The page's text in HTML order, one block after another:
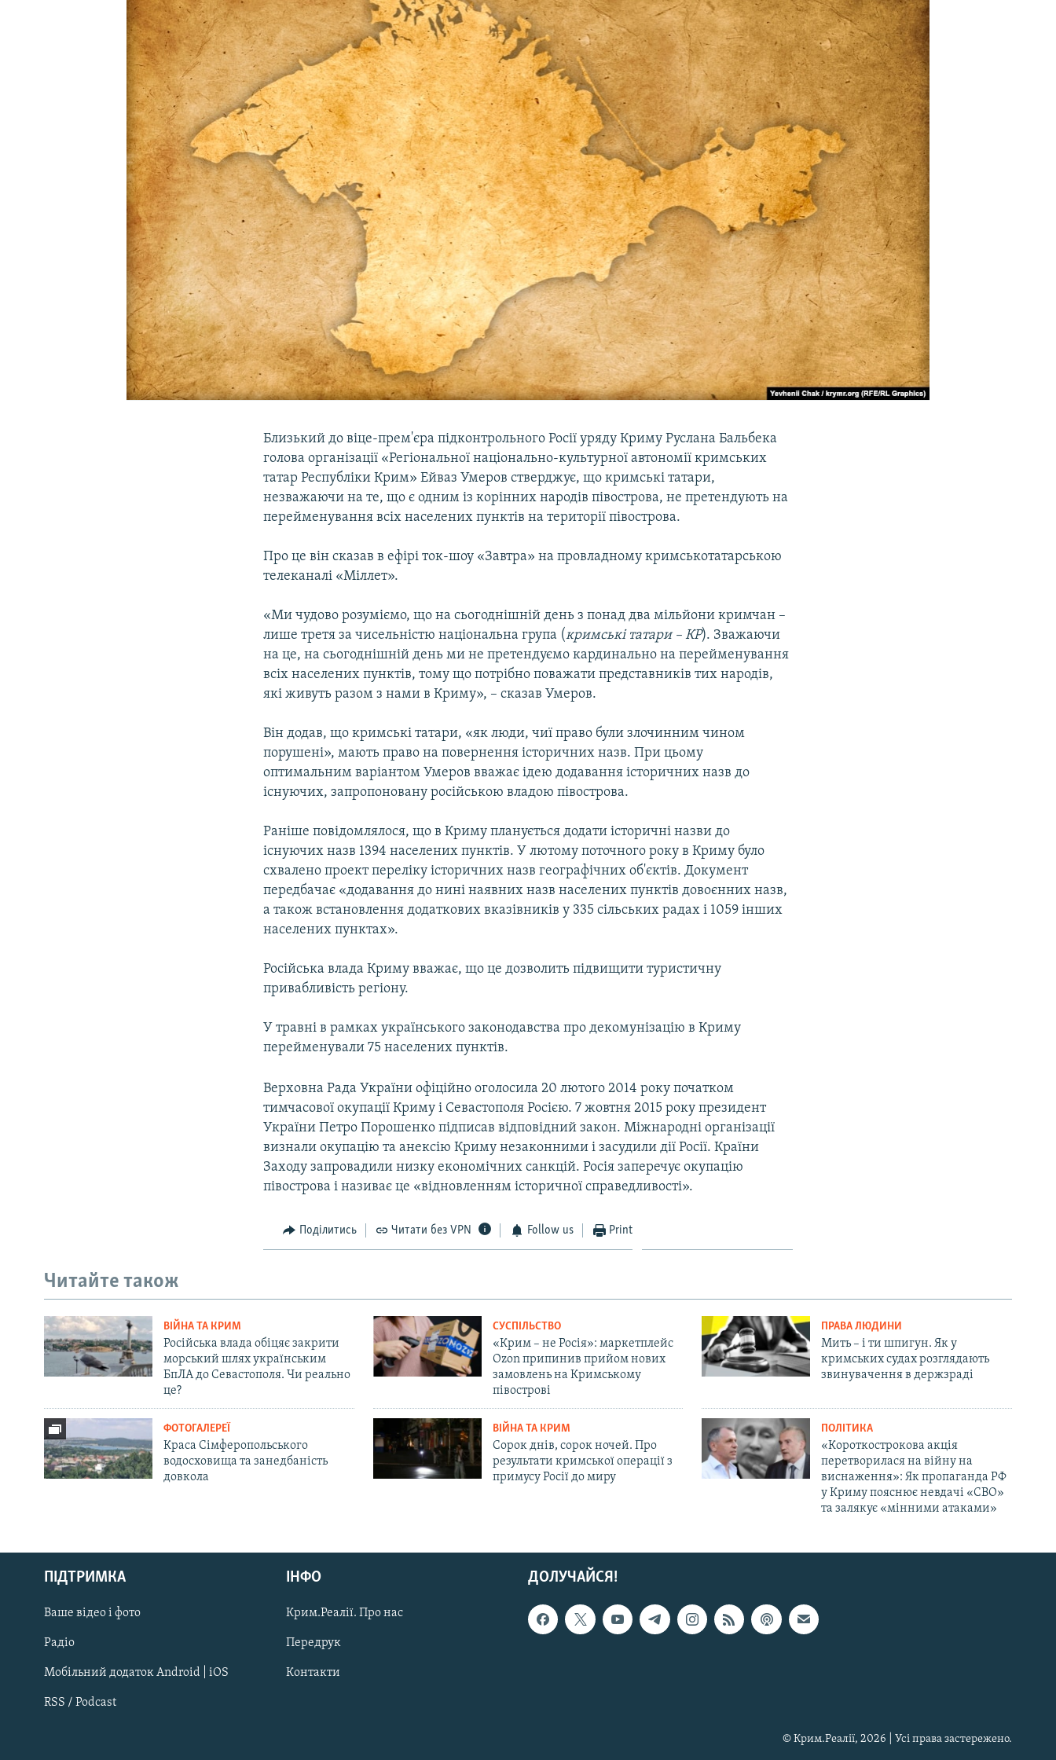
УКРАЇНСЬКА ПРОБЛЕМА КРИМУ
Русский
Qırımtatar
ДОЛУЧАЙСЯ!
Близький до віце-прем'єра підконтрольного Росії уряду Криму Руслана Бальбека
голова організації «Регіональної національно-культурної автономії кримських
татар Республіки Крим» Ейваз Умеров стверджує, що кримські татари,
незважаючи на те, що є одним із корінних народів півострова, не претендують на
перейменування всіх населених пунктів на території півострова.
Про це він сказав в ефірі ток-шоу «Завтра» на провладному кримськотатарською
телеканалі «Міллет».
«Ми чудово розуміємо, що на сьогоднішній день з понад два мільйони кримчан –
лише третя за чисельністю національна група (кримські татари – КР). Зважаючи
на це, на сьогоднішній день ми не претендуємо кардинально на перейменування
всіх населених пунктів, тому що потрібно поважати представників тих народів,
які живуть разом з нами в Криму», – сказав Умеров.
Він додав, що кримські татари, «як люди, чиї право були злочинним чином
порушені», мають право на повернення історичних назв. При цьому
оптимальним варіантом Умеров вважає ідею додавання історичних назв до
існуючих, запропоновану російською владою півострова.
Раніше повідомлялося, що в Криму планується додати історичні назви до
існуючих назв 1394 населених пунктів. У лютому поточного року в Криму було
схвалено проект переліку історичних назв географічних об'єктів. Документ
передбачає «додавання до нині наявних назв населених пунктів довоєнних назв,
а також встановлення додаткових вказівників у 335 сільських радах і 1059 інших
населених пунктах».
Російська влада Криму вважає, що це дозволить підвищити туристичну
привабливість регіону.
У травні в рамках українського законодавства про декомунізацію в Криму
перейменували 75 населених пунктів.
Верховна Рада України офіційно оголосила 20 лютого 2014 року початком
тимчасової окупації Криму і Севастополя Росією. 7 жовтня 2015 року президент
України Петро Порошенко підписав відповідний закон. Міжнародні організації
визнали окупацію та анексію Криму незаконними і засудили дії Росії. Країни
Заходу запровадили низку економічних санкцій. Росія заперечує окупацію
півострова і називає це «відновленням історичної справедливості».
Поділитись Читати без VPN Follow us Print
Читайте також
ВІЙНА ТА КРИМ
Російська влада обіцяє закрити
морський шлях українським
БпЛА до Севастополя. Чи реально
це?
СУСПІЛЬСТВО
«Крим – не Росія»: маркетплейс
Ozon припинив прийом нових
замовлень на Кримському
півострові
ПРАВА ЛЮДИНИ
Мить – і ти шпигун. Як у
кримських судах розглядають
звинувачення в держзраді
ФОТОГАЛЕРЕЇ
Краса Сімферопольського
водосховища та занедбаність
довкола
ВІЙНА ТА КРИМ
Сорок днів, сорок ночей. Про
результати кримської операції з
примусу Росії до миру
ПОЛІТИКА
«Короткострокова акція
перетворилася на війну на
виснаження»: Як пропаганда РФ
у Криму пояснює невдачі «СВО»
та залякує «мінними атаками»
ДОЛУЧАЙСЯ!
ПІДТРИМКА
Ваше відео і фото
Радіо
Мобільний додаток Android | iOS
RSS / Podcast
ІНФО
Крим.Реалії. Про нас
Передрук
Контакти
© Крим.Реалії, 2026 | Усі права застережено.